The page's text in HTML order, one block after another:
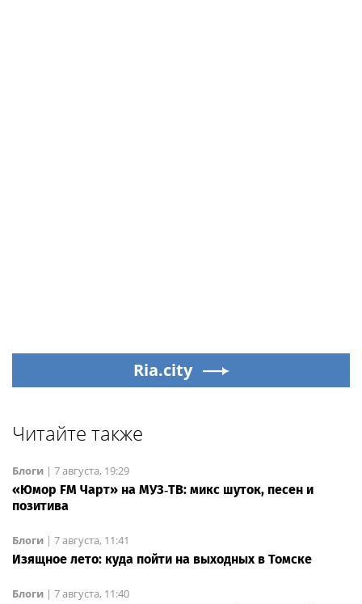
Ria.city
Читайте также
Блоги | 7 августа, 19:29
«Юмор FM Чарт» на МУЗ‑ТВ: микс шуток, песен и
позитива
Блоги | 7 августа, 11:41
Изящное лето: куда пойти на выходных в Томске
Блоги | 7 августа, 11:40